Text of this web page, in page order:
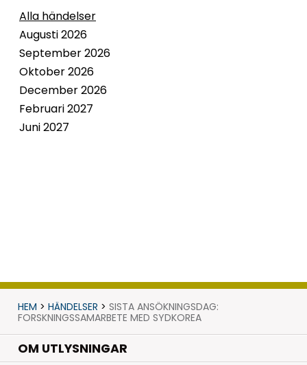
Alla händelser
Augusti 2026
September 2026
Oktober 2026
December 2026
Februari 2027
Juni 2027
HEM > HÄNDELSER > SISTA ANSÖKNINGSDAG:
FORSKNINGSSAMARBETE MED SYDKOREA
OM UTLYSNINGAR